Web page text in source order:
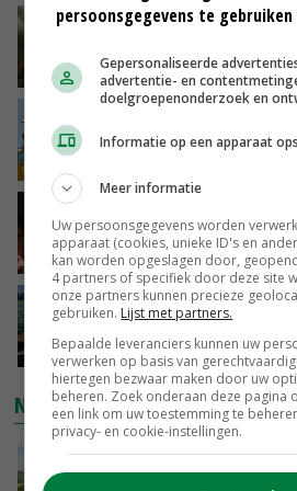
‘Samenwerking A-
08-08-2026
groot: Nederland in
Vlaamse
groeit door
08-08-2026
‘Cijfer jezelf niet weg
je gelukkig van wordt’
08-08-2026
NIEUWSTE VIDEO'S
POAH!: John Deere
persoonsgegevens te
Gepersonaliseerde
advertentie- en
doelgroepenonderzoek en
Informatie op een apparaat
Meer informatie
Uw persoonsgegevens worden
apparaat (cookies, unieke ID's en
kan worden opgeslagen door,
4 partners of specifiek door deze site
onze partners kunnen precieze
gebruiken. Lijst met partners.
Bepaalde leveranciers kunnen uw
verwerken op basis van
hiertegen bezwaar maken door uw
beheren. Zoek onderaan deze pagina
een link om uw toestemming te
privacy- en cookie-instellingen.